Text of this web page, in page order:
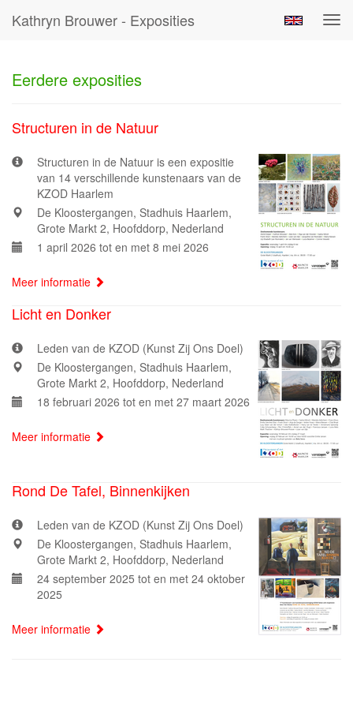
Kathryn Brouwer - Exposities
Eerdere exposities
Structuren in de Natuur
Structuren in de Natuur is een expositie
van 14 verschillende kunstenaars van de
KZOD Haarlem
De Kloostergangen, Stadhuis Haarlem,
Grote Markt 2, Hoofddorp, Nederland
1 april 2026 tot en met 8 mei 2026
Meer informatie
Licht en Donker
Leden van de KZOD (Kunst Zij Ons Doel)
De Kloostergangen, Stadhuis Haarlem,
Grote Markt 2, Hoofddorp, Nederland
18 februari 2026 tot en met 27 maart 2026
Meer informatie
Rond De Tafel, Binnenkijken
Leden van de KZOD (Kunst Zij Ons Doel)
De Kloostergangen, Stadhuis Haarlem,
Grote Markt 2, Hoofddorp, Nederland
24 september 2025 tot en met 24 oktober
2025
Meer informatie